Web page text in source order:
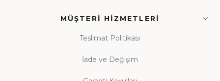
MÜŞTERI HIZMETLERI
Teslimat Politikası
İade ve Değişim